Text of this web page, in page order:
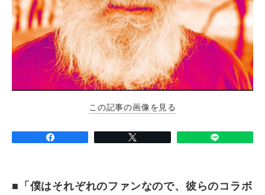
この記事の画像を見る
■「僕はそれぞれのファンなので、彼らのコラボ